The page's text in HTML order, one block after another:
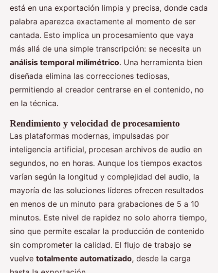
está en una exportación limpia y precisa, donde cada
palabra aparezca exactamente al momento de ser
cantada. Esto implica un procesamiento que vaya
más allá de una simple transcripción: se necesita un
análisis temporal milimétrico. Una herramienta bien
diseñada elimina las correcciones tediosas,
permitiendo al creador centrarse en el contenido, no
en la técnica.
Rendimiento y velocidad de procesamiento
Las plataformas modernas, impulsadas por
inteligencia artificial, procesan archivos de audio en
segundos, no en horas. Aunque los tiempos exactos
varían según la longitud y complejidad del audio, la
mayoría de las soluciones líderes ofrecen resultados
en menos de un minuto para grabaciones de 5 a 10
minutos. Este nivel de rapidez no solo ahorra tiempo,
sino que permite escalar la producción de contenido
sin comprometer la calidad. El flujo de trabajo se
vuelve totalmente automatizado, desde la carga